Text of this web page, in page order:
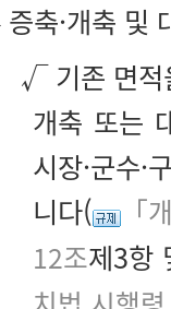
증축·개축 및
√ 기존 면적
개축 또는
시장·군수
니다(
「
12조제3항